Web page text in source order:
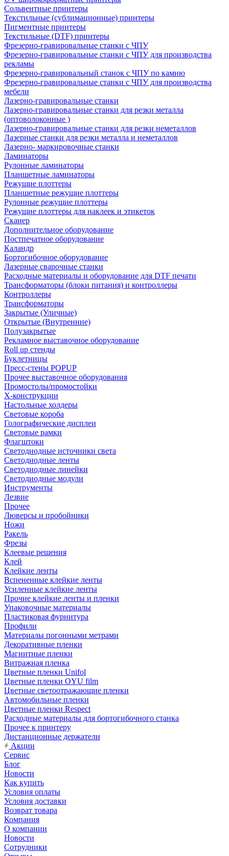
Сольвентные принтеры
Текстильные (сублимационные) принтеры
Пигментные принтеры
Текстильные (DTF) принтеры
Фрезерно-гравировальные станки с ЧПУ
Фрезерно-гравировальные станки с ЧПУ для производства
рекламы
Фрезерно-гравировальный станок с ЧПУ по камню
Фрезерно-гравировальные станки с ЧПУ для производства
мебели
Лазерно-гравировальные станки
Лазерно-гравировальные станки для резки металла
(оптоволоконные )
Лазерно-гравировальные станки для резки неметаллов
Лазерные станки для резки металла и неметаллов
Лазерно- маркировочные станки
Ламинаторы
Рулонные ламинаторы
Планшетные ламинаторы
Режущие плоттеры
Планшетные режущие плоттеры
Рулонные режущие плоттеры
Режущие плоттеры для наклеек и этикеток
Сканер
Дополнительное оборудование
Постпечатное оборудование
Каландр
Бортогибочное оборудование
Лазерные сварочные станки
Расходные материалы и оборудование для DTF печати
Трансформаторы (блоки питания) и контроллеры
Контроллеры
Трансформаторы
Закрытые (Уличные)
Открытые (Внутренние)
Полузакрытые
Рекламное выставочное оборудование
Roll up стенды
Буклетницы
Пресс-стены POPUP
Прочее выставочное оборудования
Промостолы/промостойки
Х-конструкции
Настольные холдеры
Световые короба
Голографические дисплеи
Световые рамки
Флагштоки
Светодиодные источники света
Светодиодные ленты
Светодиодные линейки
Светодиодные модули
Инструменты
Лезвие
Прочее
Люверсы и пробойники
Ножи
Ракель
Фрезы
Клеевые решения
Клей
Клейкие ленты
Вспененные клейкие ленты
Усиленные клейкие ленты
Прочие клейкие ленты и пленки
Упаковочные материалы
Пластиковая фурнитура
Профили
Материалы погонными метрами
Декоративные пленки
Магнитные пленки
Витражная пленка
Цветные пленки Unifol
Цветные пленки OYU film
Цветные светоотражающие пленки
Автомобильные пленки
Цветные пленки Respect
Расходные материалы для бортогибочного станка
Прочее к принтеру
Дистанционные держатели
Акции
Сервис
Блог
Новости
Как купить
Условия оплаты
Условия доставки
Возврат товара
Компания
О компании
Новости
Сотрудники